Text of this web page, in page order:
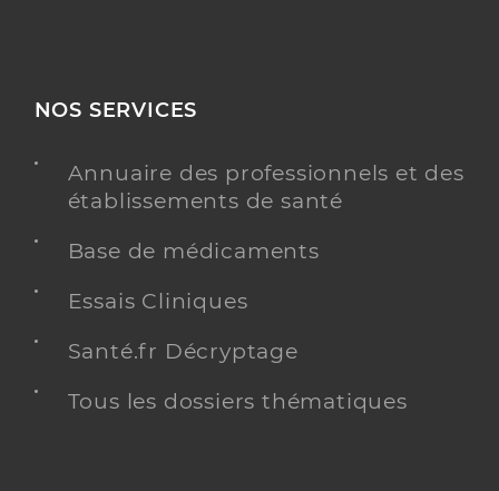
NOS SERVICES
Annuaire des professionnels et des
établissements de santé
Base de médicaments
Essais Cliniques
Santé.fr Décryptage
Tous les dossiers thématiques